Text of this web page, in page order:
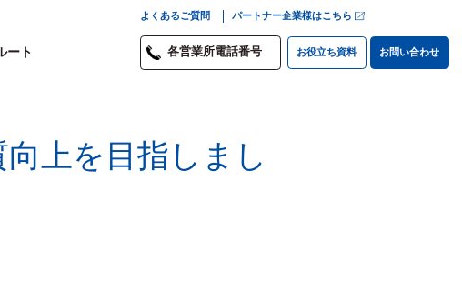
ート
よくあるご質問 パートナー企業様はこちら
各営業所電話番号 お役立ち資料 お問い合わせ
上を目指しまし